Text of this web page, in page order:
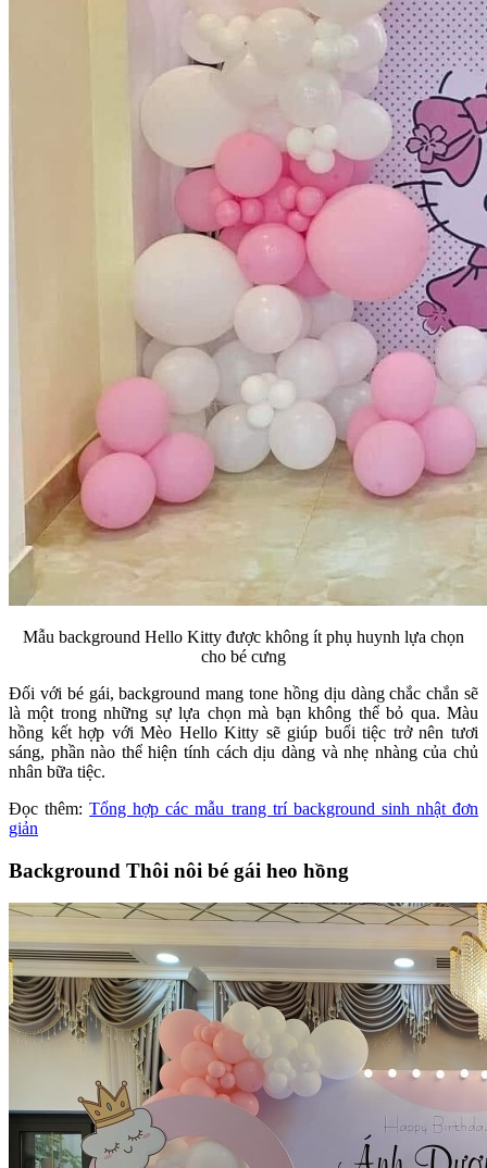
Mẫu background Hello Kitty được không ít phụ huynh lựa chọn
cho bé cưng
Đối với bé gái, background mang tone hồng dịu dàng chắc chắn sẽ
là một trong những sự lựa chọn mà bạn không thể bỏ qua. Màu
hồng kết hợp với Mèo Hello Kitty sẽ giúp buổi tiệc trở nên tươi
sáng, phần nào thể hiện tính cách dịu dàng và nhẹ nhàng của chủ
nhân bữa tiệc.
Đọc thêm:Tổng hợp các mẫu trang trí background sinh nhật đơn
giản
Background Thôi nôi bé gái heo hồng